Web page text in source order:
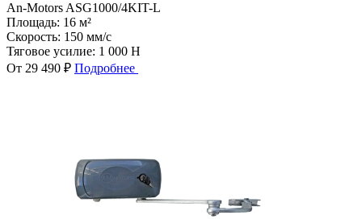
An-Motors ASG1000/4KIT-L
Площадь: 16 м²
Скорость: 150 мм/с
Тяговое усилие: 1 000 Н
От 29 490 ₽ Подробнее